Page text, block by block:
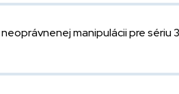
manipulácii pre sériu